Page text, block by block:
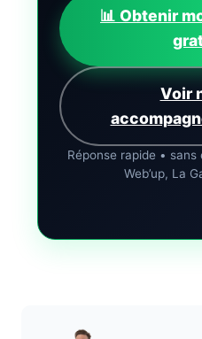
📊 Obtenir
Voir
Réponse rapide •
Web’up, La